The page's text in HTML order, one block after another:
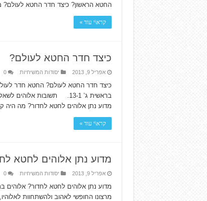
החטא הראשון? כיצד חדר החטא לעולם?
קרא\י עוד »
כיצד חדר החטא לעולם?
אפריל 9, 2013 יסודות המשיחיות 0
כיצד חדר החטא לעולם? החטא חדר
בראשית ג’ 13-1. תשובות
מדוע נתן אלוהים לחטא לחדור? מה היה
קרא\י עוד »
מדוע נתן אלוהים לחטא
אפריל 9, 2013 יסודות המשיחיות 0
מדוע נתן אלוהים לחטא לחדור?
מרצונו החופשי לאהוב ולהשתחוות